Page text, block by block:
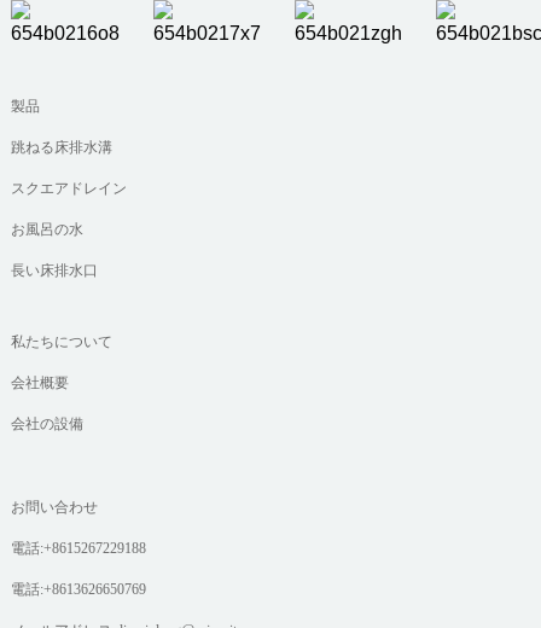
製品
跳ねる床排水溝
スクエアドレイン
お風呂の水
長い床排水口
私たちについて
会社概要
会社の設備
お問い合わせ
電話:+8615267229188
電話:+8613626650769